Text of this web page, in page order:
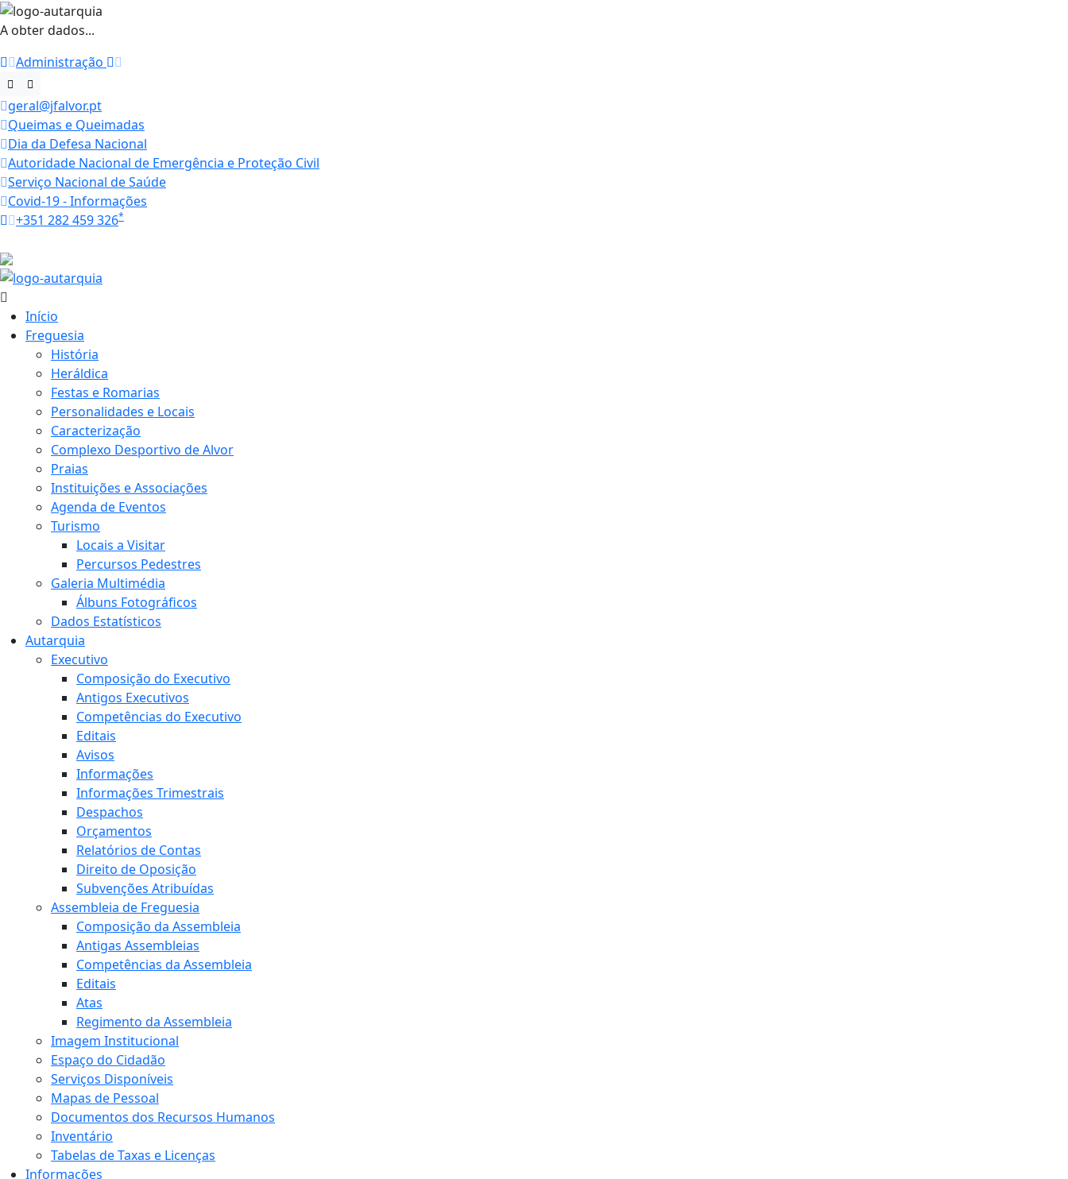
A obter dados...
Administração
geral@jfalvor.pt
Queimas e Queimadas
Dia da Defesa Nacional
Autoridade Nacional de Emergência e Proteção Civil
Serviço Nacional de Saúde
Covid-19 - Informações
+351 282 459 326*
Início
Freguesia
História
Heráldica
Festas e Romarias
Personalidades e Locais
Caracterização
Complexo Desportivo de Alvor
Praias
Instituições e Associações
Agenda de Eventos
Turismo
Locais a Visitar
Percursos Pedestres
Galeria Multimédia
Álbuns Fotográficos
Dados Estatísticos
Autarquia
Executivo
Composição do Executivo
Antigos Executivos
Competências do Executivo
Editais
Avisos
Informações
Informações Trimestrais
Despachos
Orçamentos
Relatórios de Contas
Direito de Oposição
Subvenções Atribuídas
Assembleia de Freguesia
Composição da Assembleia
Antigas Assembleias
Competências da Assembleia
Editais
Atas
Regimento da Assembleia
Imagem Institucional
Espaço do Cidadão
Serviços Disponíveis
Mapas de Pessoal
Documentos dos Recursos Humanos
Inventário
Tabelas de Taxas e Licenças
Informações